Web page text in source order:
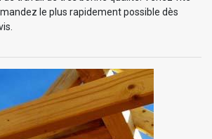
le plus rapidement possible dès